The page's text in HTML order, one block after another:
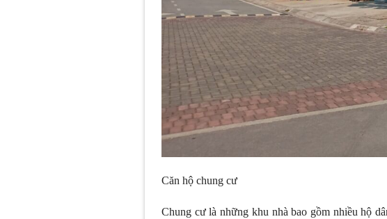
Căn hộ chung cư
Chung cư là những khu nhà bao gồm nhiều hộ